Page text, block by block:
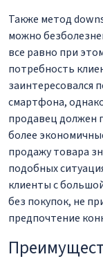
Также метод
можно
все равно при
потребность
заинтересовался
смартфона,
продавец должен
более
продажу товара
подобных
клиенты с
без покупок, не
предпочтение